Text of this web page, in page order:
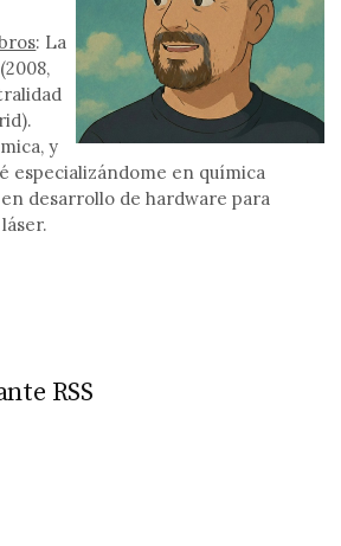
: La
y
especializándome en química
desarrollo de hardware para
RSS